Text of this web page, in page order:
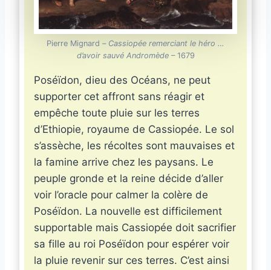
Pierre Mignard – Cassiopée remerciant le héro …
d’avoir sauvé Andromède– 1679
Poséïdon, dieu des Océans, ne peut
supporter cet affront sans réagir et
empêche toute pluie sur les terres
d’Ethiopie, royaume de Cassiopée. Le sol
s’assèche, les récoltes sont mauvaises et
la famine arrive chez les paysans. Le
peuple gronde et la reine décide d’aller
voir l’oracle pour calmer la colère de
Poséïdon. La nouvelle est difficilement
supportable mais Cassiopée doit sacrifier
sa fille au roi Poséïdon pour espérer voir
la pluie revenir sur ces terres. C’est ainsi